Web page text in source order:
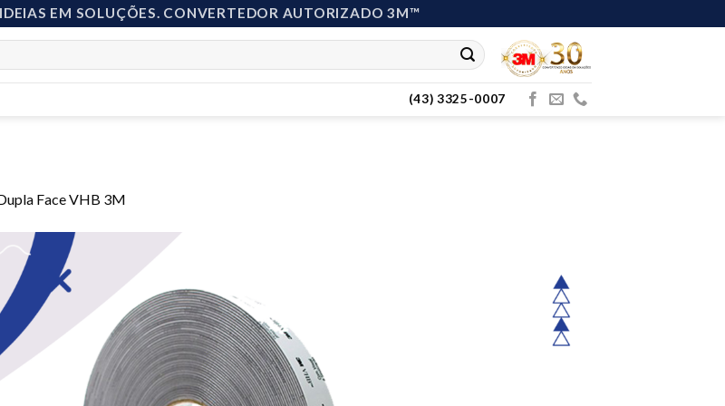
EM SOLUÇÕES. CONVERTEDOR AUTORIZADO 3M™
(43) 3325-0007
Face VHB 3M